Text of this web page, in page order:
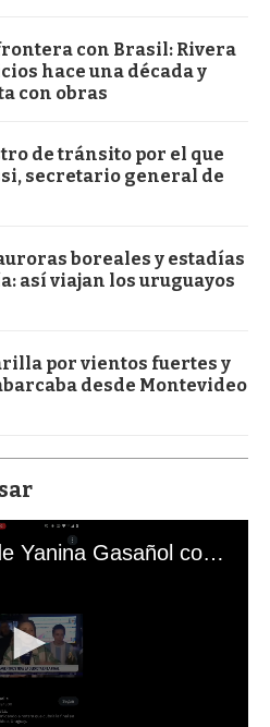
con Brasil: Rivera
hace una década y
con obras
de tránsito por el que
secretario general de
boreales y estadías
así viajan los uruguayos
por vientos fuertes y
desde Montevideo
El mal momento de Yanina Gasañol con un hincha argentino en "Subrayado"